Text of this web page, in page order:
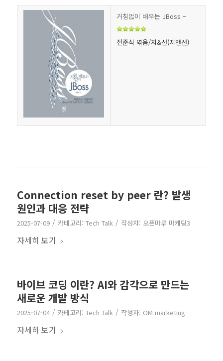
거침없이 배우는 JBoss –
전준식 엮음/지&선(지앤선)
Connection reset by peer 란? 발생
원인과 대응 전략
2025-07-09 / 카테고리: Tech Talk / 작성자: 오픈마루 마케팅3
자세히 보기
바이브 코딩 이란? AI와 감각으로 만드는
새로운 개발 방식
2025-07-04 / 카테고리: Tech Talk / 작성자: OM marketing
자세히 보기